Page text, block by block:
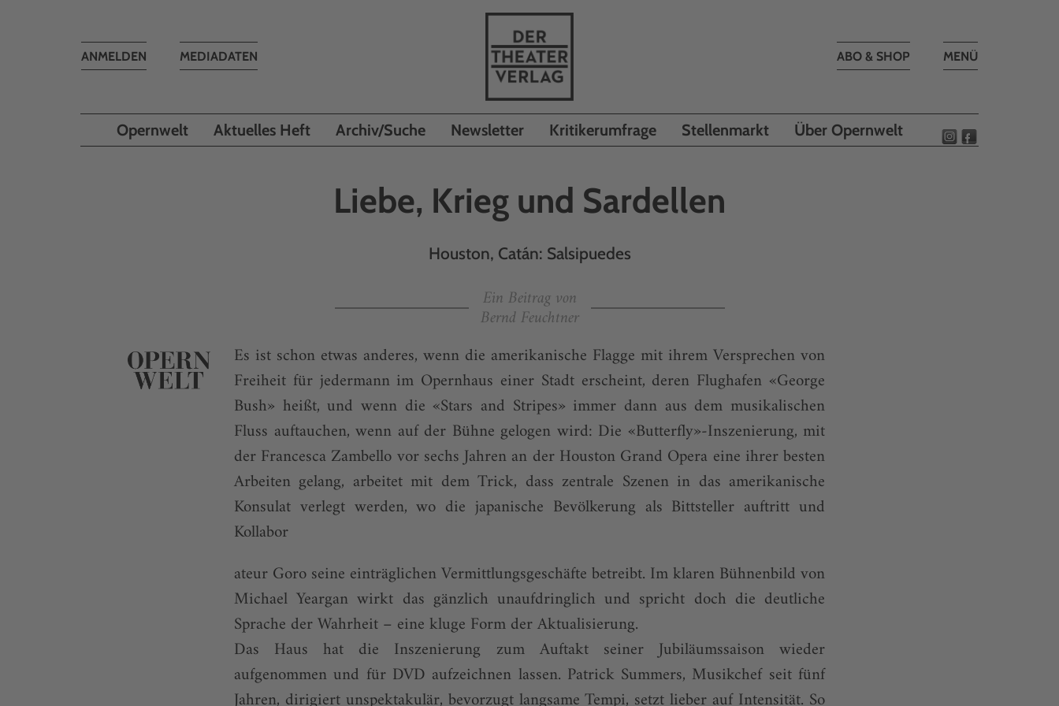
Toggle
MENÜ
ABO & SHOP
MEDIADATEN
Toggle
ANMELDEN
Opernwelt Aktuelles Heft Archiv/Suche Newsletter Kritikerumfrage Stellenmarkt Über Opernwelt
Liebe, Krieg und Sardellen
Houston, Catán: Salsipuedes
Ein Beitrag von
Bernd Feuchtner
Es ist schon etwas anderes, wenn die amerikanische Flagge mit ihrem Versprechen von
Freiheit für jedermann im Opernhaus einer Stadt erscheint, deren Flughafen «George
Bush» heißt, und wenn die «Stars and Stripes» immer dann aus dem musikalischen
Fluss auftauchen, wenn auf der Bühne gelogen wird: Die «Butterfly»-Inszenierung, mit
der Francesca Zambello vor sechs Jahren an der Houston Grand Opera eine ihrer besten
Arbeiten gelang, arbeitet mit dem Trick, dass zentrale Szenen in das amerikanische
Konsulat verlegt werden, wo die japanische Bevölkerung als Bittsteller auftritt und
Kollabor
ateur Goro seine einträg­lichen Vermittlungsgeschäfte betreibt. Im klaren Bühnenbild von
Michael Yeargan wirkt das gänzlich unaufdringlich und spricht doch die deutliche
Sprache der Wahrheit – eine kluge Form der Aktualisierung.
Das Haus hat die Inszenierung zum Auftakt seiner Jubiläumssaison wieder
aufgenommen und für DVD aufzeichnen lassen. Patrick Summers, Musikchef seit fünf
Jahren, dirigiert unspektakulär, bevorzugt langsame Tempi, setzt lieber auf Intensität. So